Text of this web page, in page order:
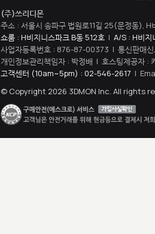
(주)쓰리디몬
주소 : 서울시 송파구 법원로11길 25(문정동),
쇼룸 : H비지니스파크 B동 512호 | A/S : H비지
사업자등록번호 : 876-87-00373 | 통신판매
개인정보관리책임자 : 박정배 | 호스팅제공자 :
고객센터 (10am~5pm) : 02-546-2617 |
© Copyright 2026 3DMON Inc. All rights